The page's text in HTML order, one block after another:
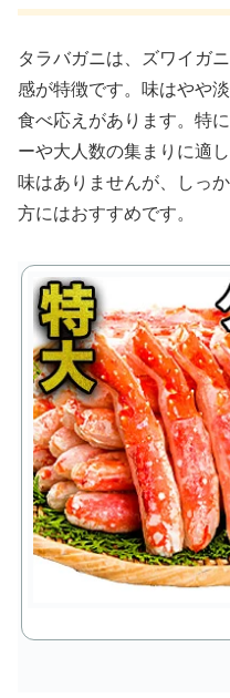
タラバガニは、ズワイガ
感が特徴です。味はやや
食べ応えがあります。特
ーや大人数の集まりに適
味はありませんが、しっ
方にはおすすめです。